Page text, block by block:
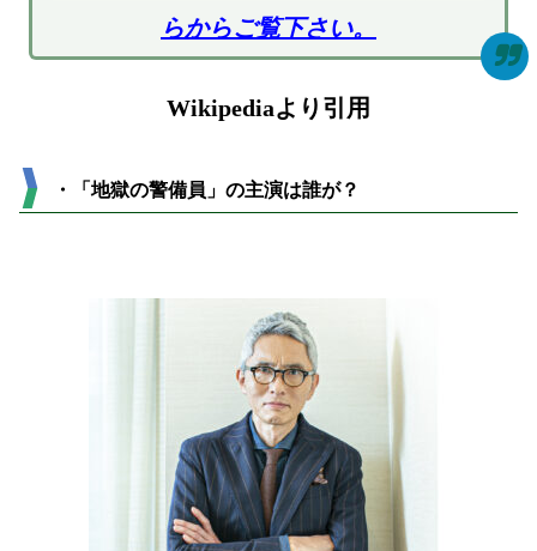
らからご覧下さい。
Wikipediaより引用
・「地獄の警備員」の主演は誰が？